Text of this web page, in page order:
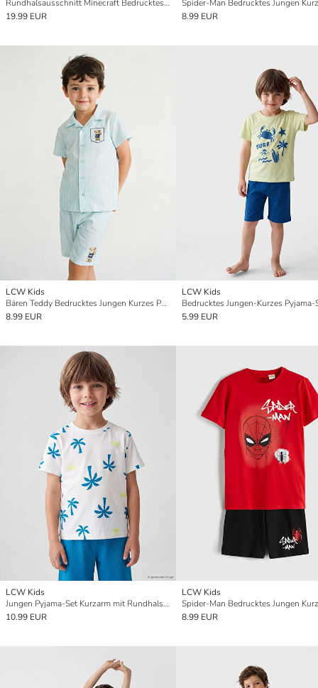
Rundhalsausschnitt Minecraft Bedrucktes Kurzes Pyjama-Set für Jungen
19.99 EUR
8.99 EUR
LCW Kids
Bären Teddy Bedrucktes Jungen Kurzes Pyjama-Set
8.99 EUR
LCW Kids
Bedrucktes Jungen-Kurzes Pyjama-
5.99 EUR
LCW Kids
Jungen Pyjama-Set Kurzarm mit Rundhalsausschnitt
10.99 EUR
LCW Kids
8.99 EUR